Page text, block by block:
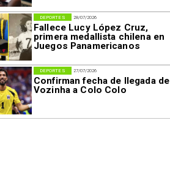
28/07/2026
Fallece Lucy López Cruz,
primera medallista chilena en
Juegos Panamericanos
DEPORTES
27/07/2026
Confirman fecha de llegada de
Vozinha a Colo Colo
DEPORTES